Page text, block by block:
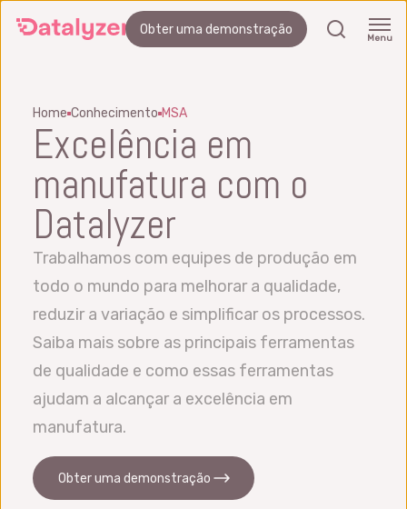
Obter uma demonstração search
Menu
Home Conhecimento MSA
Excelência em
manufatura com o
Datalyzer
Trabalhamos com equipes de produção em
todo o mundo para melhorar a qualidade,
reduzir a variação e simplificar os processos.
Saiba mais sobre as principais ferramentas
de qualidade e como essas ferramentas
ajudam a alcançar a excelência em
manufatura.
Obter uma demonstração